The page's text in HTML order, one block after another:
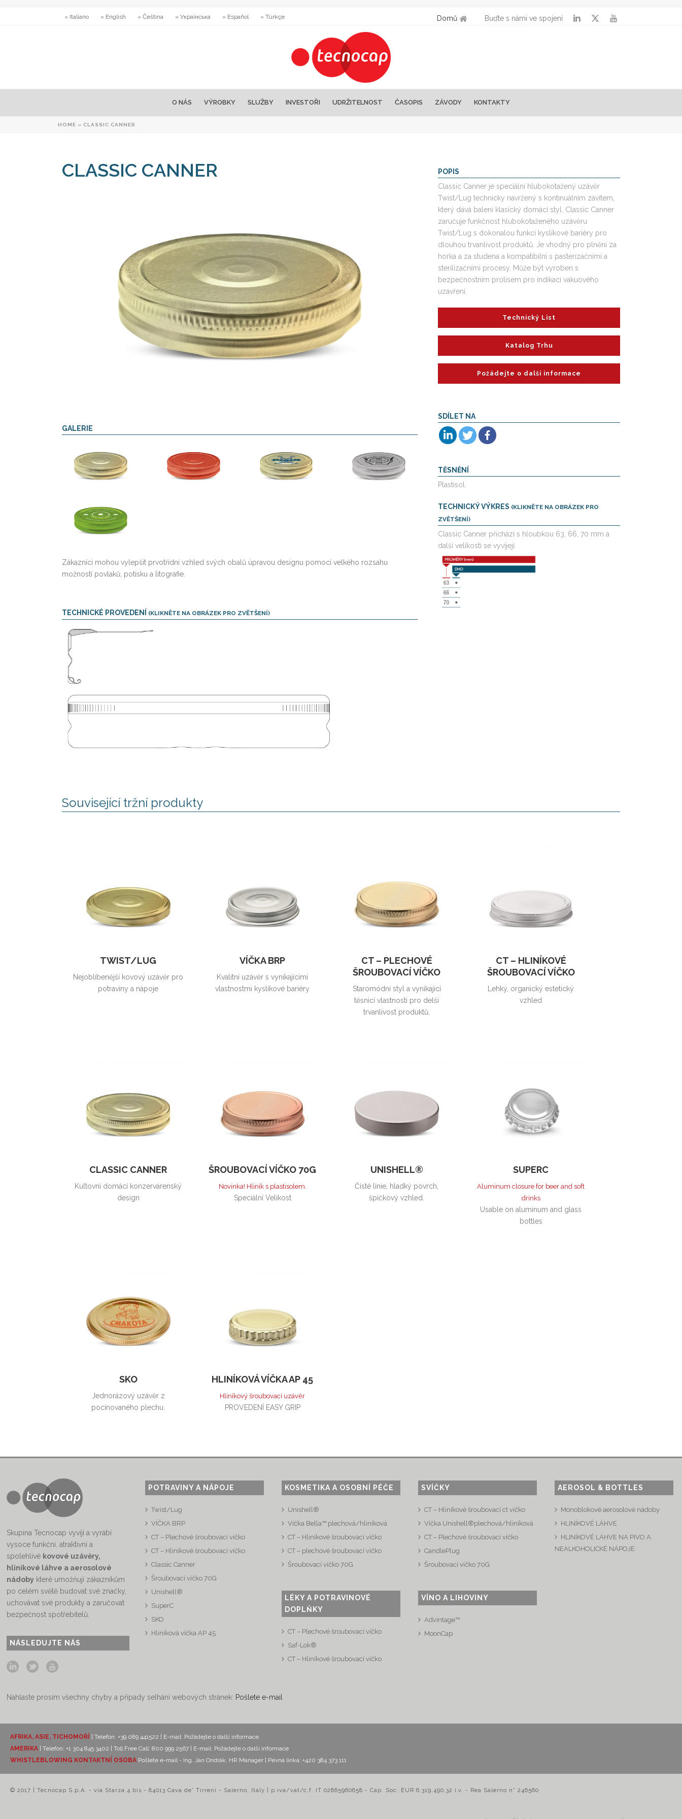
» Italiano » English » Čeština » Українська » Español » Türkçe Domů Buďte s námi ve spojení
O NÁS VÝROBKY SLUŽBY INVESTOŘI UDRŽITELNOST ČASOPIS ZÁVODY KONTAKTY
HOME » CLASSIC CANNER
CLASSIC CANNER
GALERIE
Zákazníci mohou vylepšit prvotřídní vzhled svých obalů úpravou designu pomocí velkého rozsahu
možností povlaků, potisku a litografie.
TECHNICKÉ PROVEDENÍ (KLIKNĚTE NA OBRÁZEK PRO ZVĚTŠENÍ)
POPIS
Classic Canner je speciální hlubokotažený uzávěr
Twist/Lug technicky navržený s kontinuálním závitem,
který dává balení klasický domácí styl. Classic Canner
zaručuje funkčnost hlubokotaženého uzávěru
Twist/Lug s dokonalou funkcí kyslíkové bariéry pro
dlouhou trvanlivost produktů. Je vhodný pro plnění za
horka a za studena a kompatibilní s pasterizačními a
sterilizačními procesy. Může být vyroben s
bezpečnostním prolisem pro indikaci vakuového
uzavření.
Technický List
Katalog Trhu
Požádejte o další informace
SDÍLET NA
TĚSNĚNÍ
Plastisol.
TECHNICKÝ VÝKRES (KLIKNĚTE NA OBRÁZEK PRO
ZVĚTŠENÍ)
Classic Canner přichází s hloubkou 63, 66, 70 mm a
další velikosti se vyvíjejí.
Související tržní produkty
TWIST/LUG
Nejoblíbenější kovový uzávěr pro
potraviny a nápoje
VÍČKA BRP
Kvalitní uzávěr s vynikajícími
vlastnostmi kyslíkové bariéry
CT – PLECHOVÉ
ŠROUBOVACÍ VÍČKO
Staromódní styl a vynikající
těsnicí vlastnosti pro delší
trvanlivost produktů.
CT – HLINÍKOVÉ
ŠROUBOVACÍ VÍČKO
Lehký, organický estetický
vzhled
CLASSIC CANNER
Kultovní domácí konzervárenský
design
ŠROUBOVACÍ VÍČKO 70G
Novinka! Hliník s plastisolem.
Speciální Velikost
UNISHELL®
Čisté linie, hladký povrch,
špičkový vzhled.
SUPERC
Aluminum closure for beer and soft
drinks
Usable on aluminum and glass
bottles
SKO
Jednorázový uzávěr z
pocínovaného plechu.
HLINÍKOVÁ VÍČKA AP 45
Hliníkový šroubovací uzávěr
PROVEDENÍ EASY GRIP
Skupina Tecnocap vyvíjí a vyrábí
vysoce funkční, atraktivní a
spolehlivé kovové uzávěry,
hliníkové láhve a aerosolové
nádoby které umožňují zákazníkům
po celém světě budovat své značky,
uchovávat své produkty a zaručovat
bezpečnost spotřebitelů.
NÁSLEDUJTE NÁS
POTRAVINY A NÁPOJE
Twist/Lug
VÍČKA BRP
CT – Plechové šroubovací víčko
CT – Hliníkové šroubovací víčko
Classic Canner
Šroubovací víčko 70G
Unishell®
SuperC
SKO
Hliníková víčka AP 45
KOSMETIKA A OSOBNÍ PÉČE
Unishell®
Víčka Bella™ plechová/hliníková
CT – Hliníkové šroubovací víčko
CT – plechové šroubovací víčko
Šroubovací víčko 70G
LÉKY A POTRAVINOVÉ
DOPLŇKY
CT – Plechové šroubovací víčko
Saf-Lok®
CT – Hliníkové šroubovací víčko
SVÍČKY
CT – Hliníkové šroubovací ct víčko
Víčka Unishell®plechová/hliníková
CT – Plechové šroubovací víčko
CandlePlug
Šroubovací víčko 70G
VÍNO A LIHOVINY
Advintage™
MoonCap
AEROSOL & BOTTLES
Monoblokové aerosolové nádoby
HLINÍKOVÉ LÁHVE
HLINÍKOVÉ LÁHVE NA PIVO A
NEALKOHOLICKÉ NÁPOJE
Nahlaste prosím všechny chyby a případy selhání webových stránek: Pošlete e-mail
AFRIKA, ASIE, TICHOMOŘÍ | Telefon: +39 089 441522 | E-mail: Požádejte o další informace
AMERIKA | Telefon: +1 304 845 3402 | Toll Free Call: 800 999 2567 | E-mail: Požádejte o další informace
WHISTLEBLOWING KONTAKTNÍ OSOBA Pošlete e-mail - Ing. Jan Ondrák, HR Manager | Pevná linka: +420 384 373 111
© 2017 | Tecnocap S.p.A. - via Starza 4 bis - 84013 Cava de' Tirreni - Salerno, Italy | p.iva/vat/c.f. IT 02865960658 - Cap. Soc. EUR 6.319.490,32 i.v. - Rea Salerno n° 246560